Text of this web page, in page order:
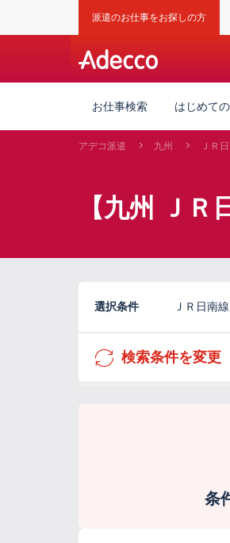
派遣のお仕事をお探しの方
お仕事検索 はじめて
アデコ派遣 九州 ＪＲ
【九州 Ｊ
選択条件 ＪＲ日南
検索条件を変更
条